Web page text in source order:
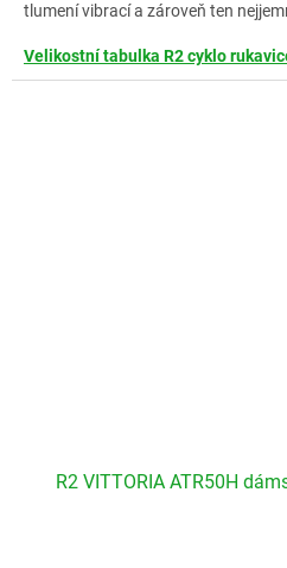
tlumení vibrací a zároveň ten
Velikostní tabulka R2 cyklo
R2 VITTORIA ATR50H